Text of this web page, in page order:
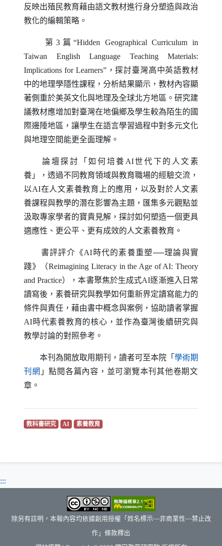
反映出殖民教育藉由語文教材進行身分塑造與政治
教化的編輯策略。
第3篇“Hidden Geographical Curriculum in
Taiwan English Language Teaching Materials:
Implications for Learners”，探討臺灣高中英語教材
中的地理學隱性課程，分析結果顯示，教材內容顯
著側重於美英文化與地理及全球北方地區。研究建
議教材應增加對臺灣在地偏鄉及學生較為陌生的國
際邊陲地區，讓學生在語言學習過程中對多元文化
與地理空間能更全面理解。
論壇探討「如何培養 AI世代下的人文素
養」，透過不同教育領域與教育職場的經驗交流，
以AI在人文素養教育上的應用，以及對於人文素
養課程與教學的潛在影響為主題，匯集多元觀點並
汲取專家學者的寶貴見解，探討如何塑造一個更具
適應性、更公平、更有成效的人文素養教育。
書評評介《AI 時代的素養重塑──理論與實
踐》（Reimagining Literacy in the Age of AI:Theory
and Practice），本書聚焦於生成式AI逐漸進入日常
讀寫後，素養研究與教學如何重新界定讀寫能力的
條件與責任，藉由書中概念與案例，協助讀者掌握
AI時代素養教育的核心，並作為臺灣後續研究與
教學討論的對照參考。
本刊為開放取用期刊，讀者可至本院「 學術期
刊網 （另開新視窗）
」點閱各篇內容，並可瀏覽本刊其他卷期文
章。
教科書研究（另開新視窗）
AI （另開新視窗）
素養教育（另開新視窗）
:::
除另有註明，本報內容均依據創用授權「姓名標示—非商業性—禁止改
作」條款釋出